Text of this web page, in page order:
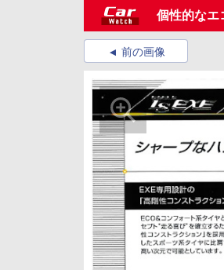
個性的なエ
前の画像